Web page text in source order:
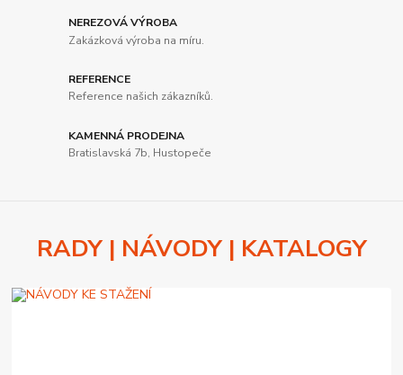
NEREZOVÁ VÝROBA
Zakázková výroba na míru.
REFERENCE
Reference našich zákazníků.
KAMENNÁ PRODEJNA
Bratislavská 7b, Hustopeče
RADY | NÁVODY | KATALOGY